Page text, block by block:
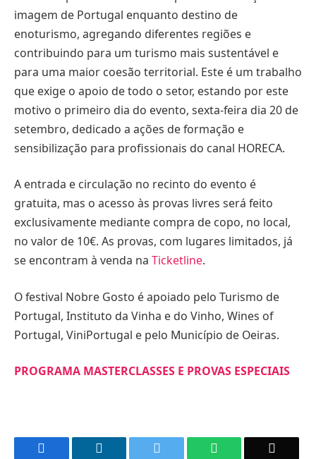
imagem de Portugal enquanto destino de
enoturismo, agregando diferentes regiões e
contribuindo para um turismo mais sustentável e
para uma maior coesão territorial. Este é um trabalho
que exige o apoio de todo o setor, estando por este
motivo o primeiro dia do evento, sexta-feira dia 20 de
setembro, dedicado a ações de formação e
sensibilização para profissionais do canal HORECA.
A entrada e circulação no recinto do evento é
gratuita, mas o acesso às provas livres será feito
exclusivamente mediante compra de copo, no local,
no valor de 10€. As provas, com lugares limitados, já
se encontram à venda na Ticketline.
O festival Nobre Gosto é apoiado pelo Turismo de
Portugal, Instituto da Vinha e do Vinho, Wines of
Portugal, ViniPortugal e pelo Município de Oeiras.
PROGRAMA MASTERCLASSES E PROVAS ESPECIAIS
WhatsApp